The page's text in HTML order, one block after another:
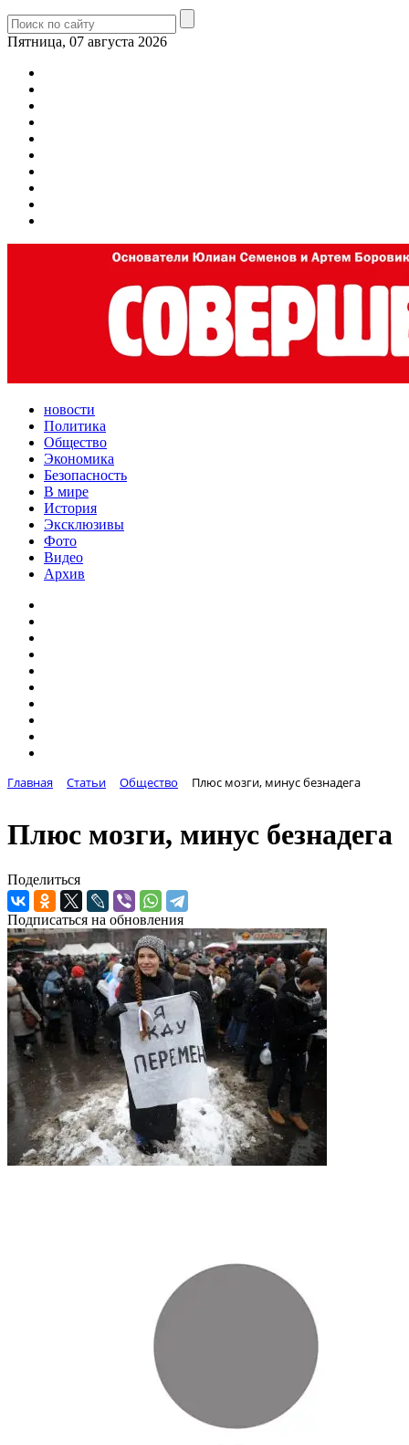
Пятница, 07 августа 2026
новости
Политика
Общество
Экономика
Безопасность
В мире
История
Эксклюзивы
Фото
Видео
Архив
Главная Статьи Общество Плюс мозги, минус безнадега
Плюс мозги, минус безнадега
Поделиться
Подписаться на обновления